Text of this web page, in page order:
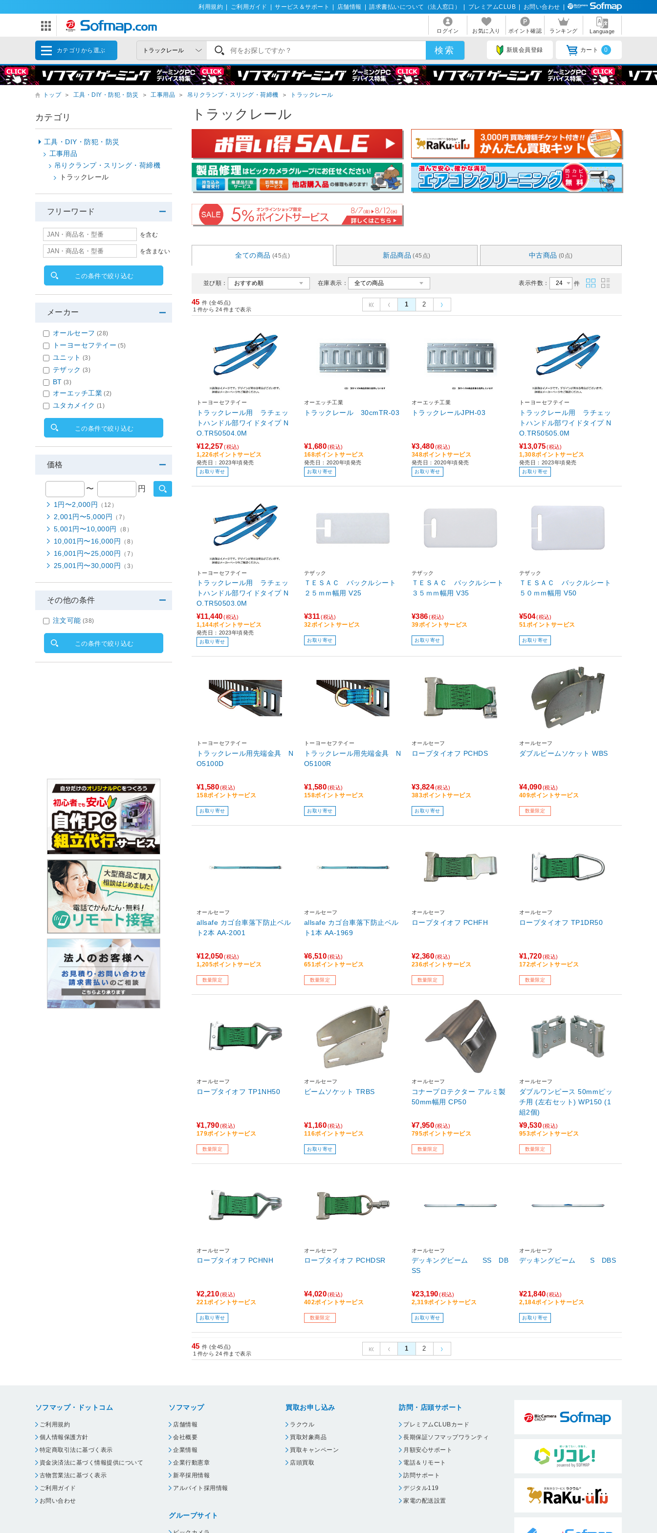
利用規約 ご利用ガイド サービス＆サポート 店舗情報 請求書払いについて（法人窓口） プレミアムCLUB お問い合わせ
ログイン お気に入り ポイント確認 ランキング Language
カテゴリから選ぶ 新規会員登録 カート 0
トップ ＞ 工具・DIY・防犯・防災 ＞ 工事用品 ＞ 吊りクランプ・スリング・荷締機 ＞ トラックレール
トラックレール
全ての商品 (45点) 新品商品 (45点) 中古商品 (0点)
並び順： 在庫表示： 表示件数： 件
45 件 (全45点)
1 件から 24 件まで表示
1 2
トーヨーセフテイー
トラックレール用 ラチェッ
トハンドル部ワイドタイプ N
O.TR50504.0M
¥12,257(税込)
1,226ポイントサービス
発売日：2023年頃発売
お取り寄せ
オーエッチ工業
トラックレール 30cmTR-03
¥1,680(税込)
168ポイントサービス
発売日：2020年頃発売
お取り寄せ
オーエッチ工業
トラックレールJPH-03
¥3,480(税込)
348ポイントサービス
発売日：2020年頃発売
お取り寄せ
トーヨーセフテイー
トラックレール用 ラチェッ
トハンドル部ワイドタイプ N
O.TR50505.0M
¥13,075(税込)
1,308ポイントサービス
発売日：2023年頃発売
お取り寄せ
トーヨーセフテイー
トラックレール用 ラチェッ
トハンドル部ワイドタイプ N
O.TR50503.0M
¥11,440(税込)
1,144ポイントサービス
発売日：2023年頃発売
お取り寄せ
テザック
ＴＥＳＡＣ バックルシート
２５ｍｍ幅用 V25
¥311 (税込)
32ポイントサービス
お取り寄せ
テザック
ＴＥＳＡＣ バックルシート
３５ｍｍ幅用 V35
¥386 (税込)
39ポイントサービス
お取り寄せ
テザック
ＴＥＳＡＣ バックルシート
５０ｍｍ幅用 V50
¥504(税込)
51ポイントサービス
お取り寄せ
トーヨーセフテイー
トラックレール用先端金具 N
O5100D
¥1,580(税込)
158ポイントサービス
お取り寄せ
トーヨーセフテイー
トラックレール用先端金具 N
O5100R
¥1,580(税込)
158ポイントサービス
お取り寄せ
オールセーフ
ロープタイオフ PCHDS
¥3,824(税込)
383ポイントサービス
お取り寄せ
オールセーフ
ダブルビームソケット WBS
¥4,090(税込)
409ポイントサービス
数量限定
オールセーフ
allsafe カゴ台車落下防止ベル
ト2本 AA-2001
¥12,050(税込)
1,205ポイントサービス
数量限定
オールセーフ
allsafe カゴ台車落下防止ベル
ト1本 AA-1969
¥6,510(税込)
651ポイントサービス
数量限定
オールセーフ
ロープタイオフ PCHFH
¥2,360(税込)
236ポイントサービス
数量限定
オールセーフ
ロープタイオフ TP1DR50
¥1,720(税込)
172ポイントサービス
数量限定
オールセーフ
ロープタイオフ TP1NH50
¥1,790(税込)
179ポイントサービス
数量限定
オールセーフ
ビームソケット TRBS
¥1,160(税込)
116ポイントサービス
お取り寄せ
オールセーフ
コナープロテクター アルミ製
50mm幅用 CP50
¥7,950(税込)
795ポイントサービス
数量限定
オールセーフ
ダブルワンピース 50mmピッ
チ用 (左右セット) WP150 (1
組2個)
¥9,530(税込)
953ポイントサービス
数量限定
オールセーフ
ロープタイオフ PCHNH
¥2,210(税込)
221ポイントサービス
お取り寄せ
オールセーフ
ロープタイオフ PCHDSR
¥4,020(税込)
402ポイントサービス
数量限定
オールセーフ
デッキングビーム SS DB
SS
¥23,190(税込)
2,319ポイントサービス
お取り寄せ
オールセーフ
デッキングビーム S DBS
¥21,840(税込)
2,184ポイントサービス
お取り寄せ
45 件 (全45点)
1 件から 24 件まで表示
1 2
カテゴリ
工具・DIY・防犯・防災
工事用品
吊りクランプ・スリング・荷締機
トラックレール
フリーワード
を含む
を含まない
この条件で絞り込む
メーカー
オールセーフ (28)
トーヨーセフテイー (5)
ユニット (3)
テザック (3)
BT (3)
オーエッチ工業 (2)
ユタカメイク (1)
この条件で絞り込む
価格
〜 円
1円〜2,000円 （12）
2,001円〜5,000円 （7）
5,001円〜10,000円 （8）
10,001円〜16,000円 （8）
16,001円〜25,000円 （7）
25,001円〜30,000円 （3）
その他の条件
注文可能 (38)
この条件で絞り込む
ソフマップ・ドットコム
ご利用規約
個人情報保護方針
特定商取引法に基づく表示
資金決済法に基づく情報提供について
古物営業法に基づく表示
ご利用ガイド
お問い合わせ
ソフマップ
店舗情報
会社概要
企業情報
企業行動憲章
新卒採用情報
アルバイト採用情報
グループサイト
買取お申し込み
ラクウル
買取対象商品
買取キャンペーン
店頭買取
訪問・店頭サポート
プレミアムCLUBカード
長期保証ソフマップワランティ
月額安心サポート
電話＆リモート
訪問サポート
デジタル119
家電の配送設置